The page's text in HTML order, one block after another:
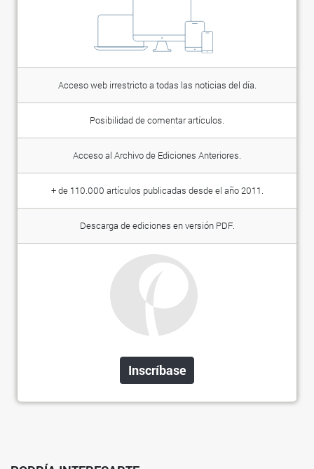
Acceso web irrestricto a todas las noticias del día.
Posibilidad de comentar artículos.
Acceso al Archivo de Ediciones Anteriores.
+ de 110.000 artículos publicadas desde el año 2011.
Descarga de ediciones en versión PDF.
Inscríbase